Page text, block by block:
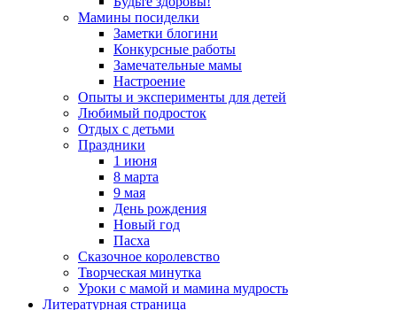
Мамины посиделки
Заметки блогини
Конкурсные работы
Замечательные мамы
Настроение
Опыты и эксперименты для детей
Любимый подросток
Отдых с детьми
Праздники
1 июня
8 марта
9 мая
День рождения
Новый год
Пасха
Сказочное королевство
Творческая минутка
Уроки с мамой и мамина мудрость
Литературная страница